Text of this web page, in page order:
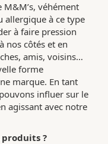
véhément
allergique à ce type
à faire pression
nos côtés et en
amis, voisins…
forme
marque. En tant
influer sur le
agissant avec notre
produits ?